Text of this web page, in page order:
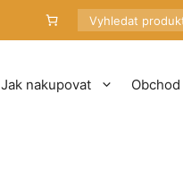
Hledat
Jak nakupovat Obchod